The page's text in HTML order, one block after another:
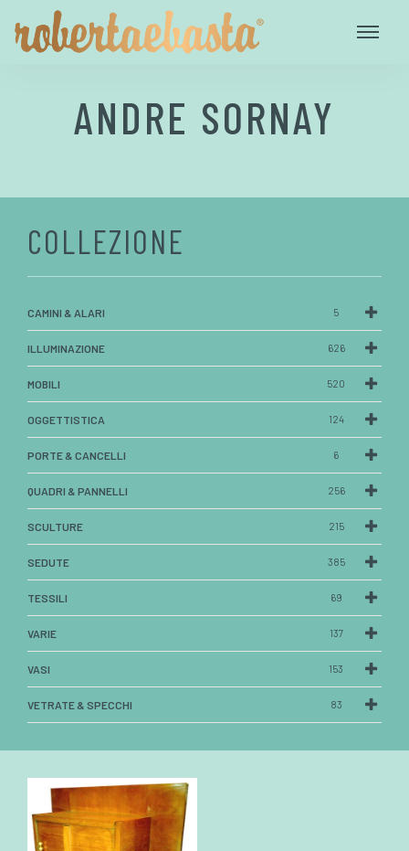
ANDRE SORNAY
COLLEZIONE
CAMINI & ALARI 5
ILLUMINAZIONE 626
MOBILI 520
OGGETTISTICA 124
PORTE & CANCELLI 6
QUADRI & PANNELLI 256
SCULTURE 215
SEDUTE 385
TESSILI 69
VARIE 137
VASI 153
VETRATE & SPECCHI 83